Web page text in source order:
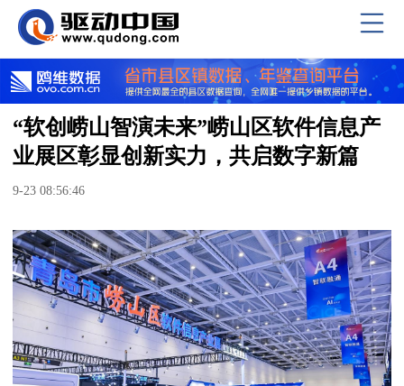
“软创崂山智演未来”崂山区软件信息产
业展区彰显创新实力，共启数字新篇
9-23 08:56:46